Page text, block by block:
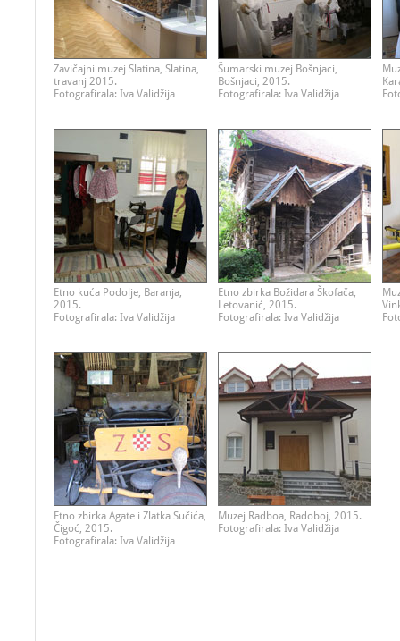
Zavičajni muzej Slatina, Slatina,
travanj 2015.
Fotografirala: Iva Validžija
Šumarski muzej Bošnjaci,
Bošnjaci, 2015.
Fotografirala: Iva Validžija
Etno kuća Podolje, Baranja,
2015.
Fotografirala: Iva Validžija
Etno zbirka Božidara Škofača,
Letovanić, 2015.
Fotografirala: Iva Validžija
Etno zbirka Agate i Zlatka Sučića,
Čigoć, 2015.
Fotografirala: Iva Validžija
Muzej Radboa, Radoboj, 2015.
Fotografirala: Iva Validžija